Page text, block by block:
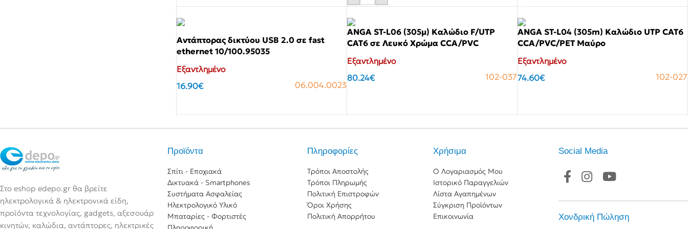
Φροντίδα Κατοικιδίων
Αντάπτορας δικτύου USB 2.0 σε fast
ethernet 10/100.95035
Εξαντλημένο
16.90€ 06.004.0023
ANGA ST-L06 (305μ) Καλώδιο F/UTP
CAT6 σε Λευκό Χρώμα CCA/PVC
Εξαντλημένο
80.24€ 102-037
ANGA ST-L04 (305m) Καλώδιο UTP CAT6
CCA/PVC/PET Μαύρο
Εξαντλημένο
74.60€ 102-027
Στο eshop edepo.gr θα βρείτε
ηλεκτρολογικά & ηλεκτρονικά είδη,
προϊόντα τεχνολογίας, gadgets, αξεσουάρ
κινητών, καλώδια, αντάπτορες, ηλεκτρικές
Προϊόντα
Σπίτι - Εποχιακά
Δικτυακά - Smartphones
Συστήματα Ασφαλείας
Ηλεκτρολογικό Υλικό
Μπαταρίες - Φορτιστές
Πληροφορίες
Τρόποι Αποστολής
Τρόποι Πληρωμής
Πολιτική Επιστροφών
Όροι Χρήσης
Πολιτική Απορρήτου
Χρήσιμα
Ο Λογαριασμός Μου
Ιστορικό Παραγγελιών
Λίστα Αγαπημένων
Σύγκριση Προϊόντων
Επικοινωνία
Social Media
Χονδρική Πώληση